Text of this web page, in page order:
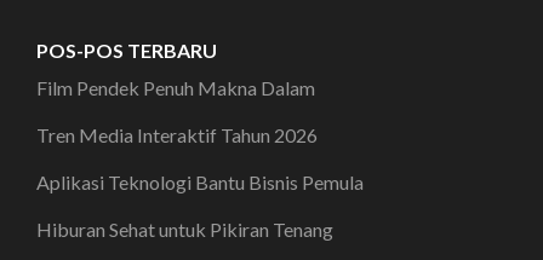
POS-POS TERBARU
Film Pendek Penuh Makna Dalam
Tren Media Interaktif Tahun 2026
Aplikasi Teknologi Bantu Bisnis Pemula
Hiburan Sehat untuk Pikiran Tenang